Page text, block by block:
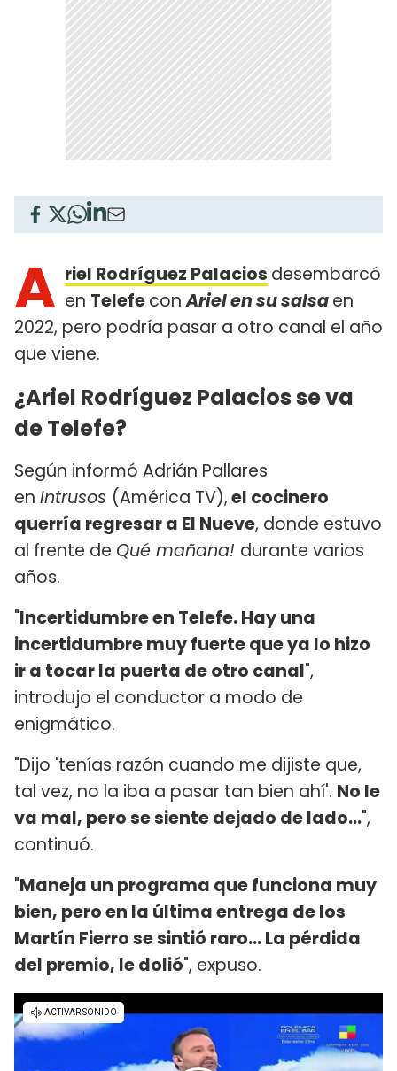
A riel Rodríguez Palacios desembarcó
en TelefeconAriel en su salsaen
2022, pero podría pasar a otro canal el año
que viene.
¿Ariel Rodríguez Palacios se va
de Telefe?
Según informó Adrián Pallares
en Intrusos (América TV),el cocinero
querría regresar a El Nueve, donde estuvo
al frente de Qué mañana! durante varios
años.
"Incertidumbre en Telefe. Hay una
incertidumbre muy fuerte que ya lo hizo
ir a tocar la puerta de otro canal",
introdujo el conductor a modo de
enigmático.
"Dijo 'tenías razón cuando me dijiste que,
tal vez, no la iba a pasar tan bien ahí'. No le
va mal, pero se siente dejado de lado...",
continuó.
"Maneja un programa que funciona muy
bien, pero en la última entrega de los
Martín Fierro se sintió raro... La pérdida
del premio, le dolió", expuso.